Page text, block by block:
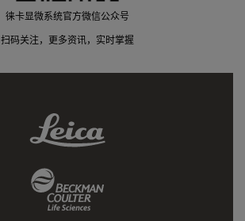
徕卡显微系统官方微信公众号
扫码关注，更多资讯，实时掌握
Leica
Link
Coulter
Link